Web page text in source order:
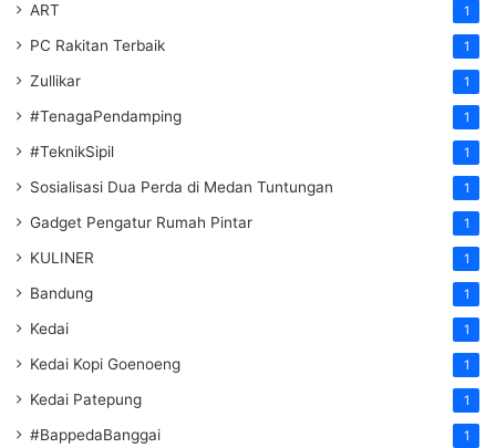
ART 1
PC Rakitan Terbaik 1
Zullikar 1
#TenagaPendamping 1
#TeknikSipil 1
Sosialisasi Dua Perda di Medan Tuntungan 1
Gadget Pengatur Rumah Pintar 1
KULINER 1
Bandung 1
Kedai 1
Kedai Kopi Goenoeng 1
Kedai Patepung 1
#BappedaBanggai 1